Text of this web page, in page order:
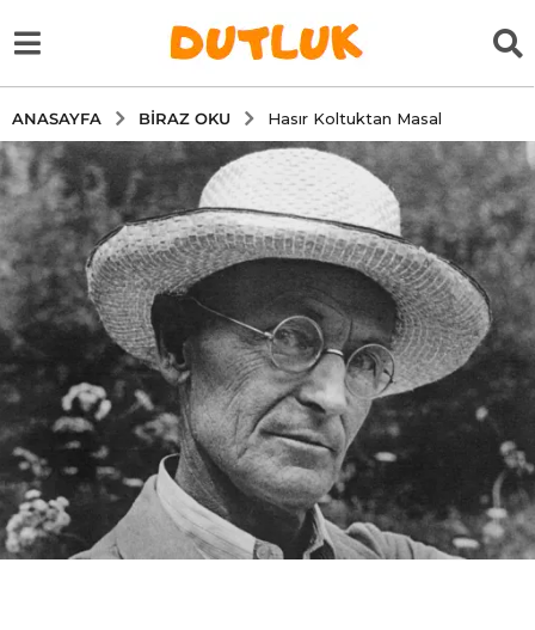
ANASAYFA BIRAZ OKU Hasır Koltuktan Masal